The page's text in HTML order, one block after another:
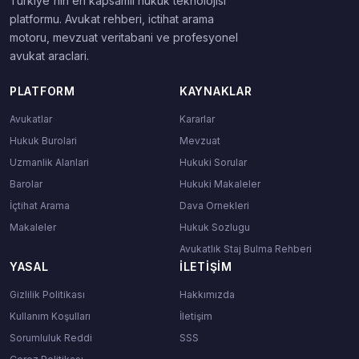
platformu. Avukat rehberi, ictihat arama
motoru, mevzuat veritabani ve profesyonel
avukat araclari.
PLATFORM
Avukatlar
Hukuk Burolari
Uzmanlik Alanlari
Barolar
İçtihat Arama
Makaleler
KAYNAKLAR
Kararlar
Mevzuat
Hukuki Sorular
Hukuki Makaleler
Dava Ornekleri
Hukuk Sozlugu
Avukatlık Staj Bulma Rehberi
YASAL
Gizlilik Politikası
Kullanım Koşulları
Sorumluluk Reddi
İLETIŞIM
Hakkımızda
İletişim
SSS